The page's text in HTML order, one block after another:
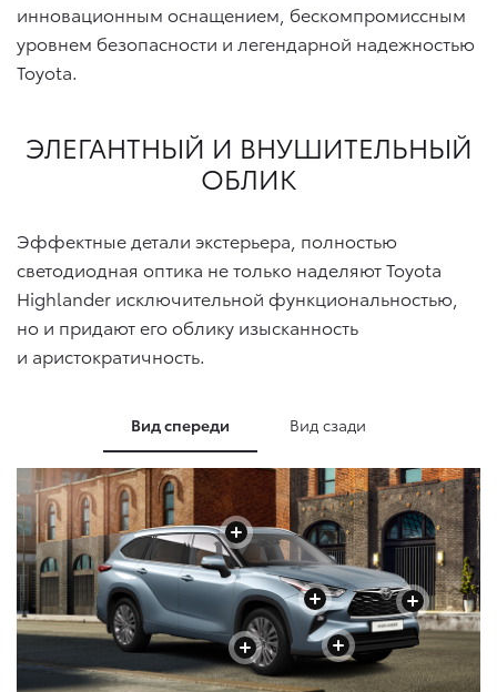
инновационным оснащением, бескомпромиссным
уровнем безопасности и легендарной надежностью
Toyota.
ЭЛЕГАНТНЫЙ И ВНУШИТЕЛЬНЫЙ
ОБЛИК
Эффектные детали экстерьера, полностью
светодиодная оптика не только наделяют Toyota
Highlander исключительной функциональностью,
но и придают его облику изысканность
и аристократичность.
Вид спереди Вид сзади
+ +
+
+
+
+
+
+
+